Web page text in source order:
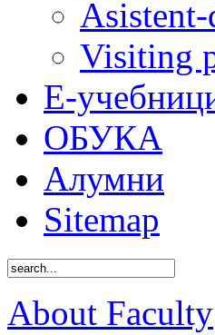
Visiting
Е-
ОБУКА
Алумни
Sitemap
About Faculty